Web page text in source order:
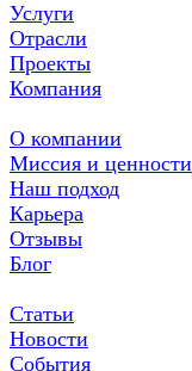
Услуги
Отрасли
Проекты
Компания
О компании
Миссия и ценности
Наш подход
Карьера
Отзывы
Блог
Статьи
Новости
События